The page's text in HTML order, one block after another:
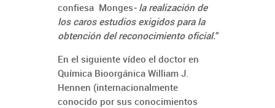
confiesa Monges- la realización de
los caros estudios exigidos para la
obtención del reconocimiento oficial."
En el siguiente vídeo el doctor en
Química Bioorgánica William J.
Hennen (internacionalmente
conocido por sus conocimientos